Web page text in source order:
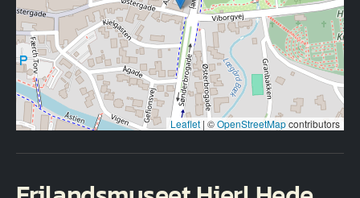
Leaflet | ©OpenStreetMapcontributors